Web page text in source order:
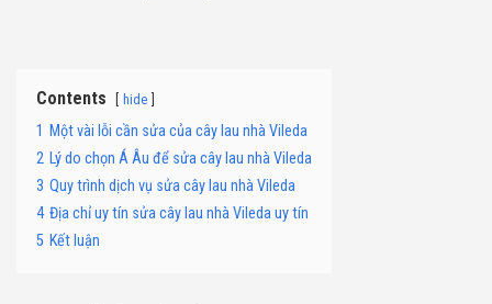
Contents hide
1 Một vài lỗi cần sửa của cây lau nhà Vileda
2 Lý do chọn Á Âu để sửa cây lau nhà Vileda
3 Quy trình dịch vụ sửa cây lau nhà Vileda
4 Địa chỉ uy tín sửa cây lau nhà Vileda uy tín
5 Kết luận